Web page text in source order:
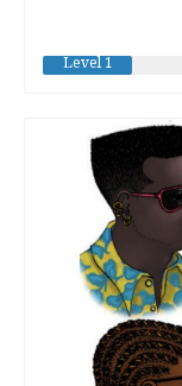
Level 1